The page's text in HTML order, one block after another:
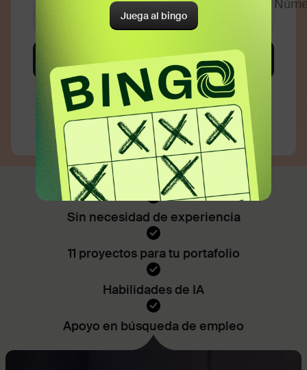
Sin necesidad de experiencia
11 proyectos para tu portafolio
Habilidades de IA
Apoyo en búsqueda de empleo
Juega al bingo